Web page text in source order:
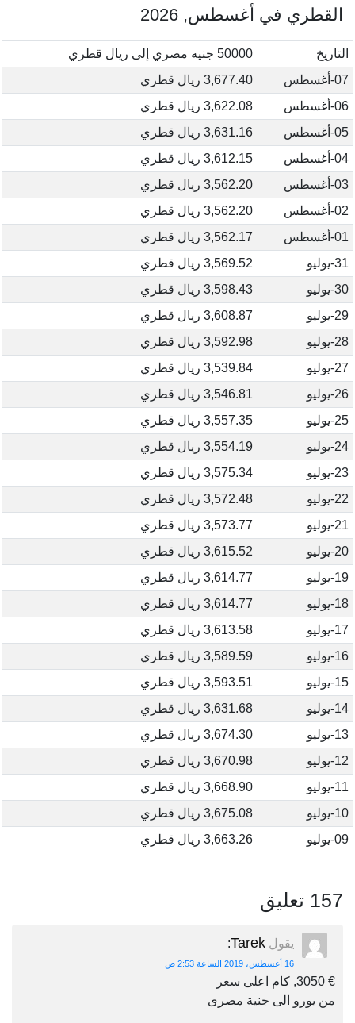
القطري في أغسطس, 2026
التاريخ
50000 جنيه مصري إلى ريال قطري
07-أغسطس
3,677.40 ريال قطري
06-أغسطس
3,622.08 ريال قطري
05-أغسطس
3,631.16 ريال قطري
04-أغسطس
3,612.15 ريال قطري
03-أغسطس
3,562.20 ريال قطري
02-أغسطس
3,562.20 ريال قطري
01-أغسطس
3,562.17 ريال قطري
31-يوليو
3,569.52 ريال قطري
30-يوليو
3,598.43 ريال قطري
29-يوليو
3,608.87 ريال قطري
28-يوليو
3,592.98 ريال قطري
27-يوليو
3,539.84 ريال قطري
26-يوليو
3,546.81 ريال قطري
25-يوليو
3,557.35 ريال قطري
24-يوليو
3,554.19 ريال قطري
23-يوليو
3,575.34 ريال قطري
22-يوليو
3,572.48 ريال قطري
21-يوليو
3,573.77 ريال قطري
20-يوليو
3,615.52 ريال قطري
19-يوليو
3,614.77 ريال قطري
18-يوليو
3,614.77 ريال قطري
17-يوليو
3,613.58 ريال قطري
16-يوليو
3,589.59 ريال قطري
15-يوليو
3,593.51 ريال قطري
14-يوليو
3,631.68 ريال قطري
13-يوليو
3,674.30 ريال قطري
12-يوليو
3,670.98 ريال قطري
11-يوليو
3,668.90 ريال قطري
10-يوليو
3,675.08 ريال قطري
09-يوليو
3,663.26 ريال قطري
157 تعليق
يقول Tarek
:
16 أغسطس، 2019 الساعة 2:53 ص
€ 3050, كام اعلى سعر
من يورو الى جنية مصرى